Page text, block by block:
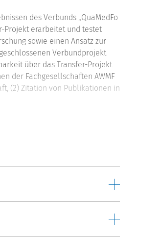
des Verbunds „QuaMedFo
Projekt erarbeitet und testet
sowie einen Ansatz zur
Verbundprojekt
über das Transfer-Projekt
der Fachgesellschaften AWMF
(2) Zitation von Publikationen in
(insbesondere
Pilotfakultäten erfasst und
und Resonanz einer